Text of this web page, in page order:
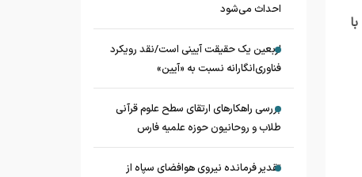
با
احداث می‌شود
اربعین یک حقیقت آیینی است/نقد رویکرد
فناوری‌انگارانه نسبت به «آیین»
بررسی راهکارهای ارتقای سطح علوم قرآنی
طلاب و روحانیون حوزه علمیه فارس
تقدیر فرمانده نیروی هوافضای سپاه از